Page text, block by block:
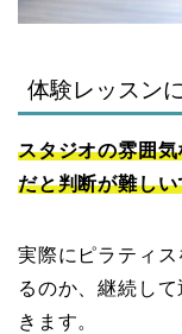
体験レッスン
スタジオの雰囲
だと判断が難し
実際にピラティ
るのか、継続し
きます。